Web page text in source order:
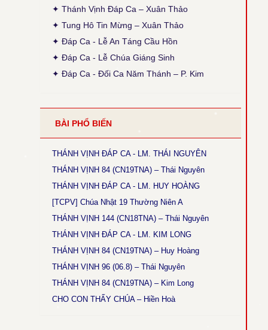
● Thánh Vịnh 103 - Kim Long
Lễ Chính Ngày: Chúa Thánh Thần Hiện Xuống.
Sửa lại nội dung câu thứ 2 của phiên khúc 1.
● Thánh Vịnh 103 - Thanh Lâm
Thời gian cập nhật: 15:45, ngày 03-12-2025
● Thánh Vịnh 68 - Kim Long
Chúa Nhật 12 Thường Niên A: Câu đáp: bỏ chữ
khẩn, chữ con luyến nốt G+F.
● Thánh Vịnh 144 - Kim Long
Thời gian cập nhật: 15:45, ngày 03-12-2025
chữ: “rất” thành “thật”
● Magnificat Lc 1 - Kim Long
Lễ Mân Côi, Chúa Nhật 3 Mùa Vọng B: sửa chữ
cuối cùng phiên khúc cuối: “ngàn sau” thành
● Thánh Vịnh 146 - Kim Long
✦ Thánh Vịnh Đáp Ca – Xuân Thảo
✦ Tung Hô Tin Mừng – Xuân Thảo
✦ Đáp Ca - Lễ An Táng Cầu Hồn
✦ Đáp Ca - Lễ Chúa Giáng Sinh
✦ Đáp Ca - Đối Ca Năm Thánh – P. Kim
BÀI PHỔ BIẾN
THÁNH VỊNH ĐÁP CA - LM. THÁI NGUYÊN
THÁNH VỊNH 84 (CN19TNA) – Thái Nguyên
THÁNH VỊNH ĐÁP CA - LM. HUY HOÀNG
[TCPV] Chúa Nhật 19 Thường Niên A
THÁNH VỊNH 144 (CN18TNA) – Thái Nguyên
THÁNH VỊNH ĐÁP CA - LM. KIM LONG
THÁNH VỊNH 84 (CN19TNA) – Huy Hoàng
THÁNH VỊNH 96 (06.8) – Thái Nguyên
THÁNH VỊNH 84 (CN19TNA) – Kim Long
CHO CON THẤY CHÚA – Hiền Hoà